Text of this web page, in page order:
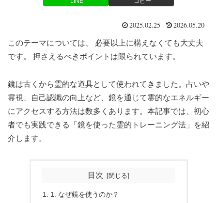
2025.02.25 2026.05.20
このテーマについては、 必要以上に構えなくても大丈夫
です。 押さえるべきポイントは限られています。
鏡は古くから霊的な道具として使われてきました。占いや
霊視、自己認識の向上など、鏡を通じて霊的なエネルギー
にアクセスする方法は数多くあります。本記事では、初心
者でも実践できる「鏡を使った霊的トレーニング法」を紹
介します。
目次
1. なぜ鏡を使うのか？